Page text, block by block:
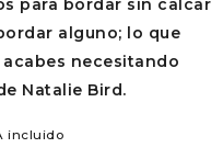
para bordar sin calcar
alguno; lo que
necesitando
Natalie Bird.
incluido